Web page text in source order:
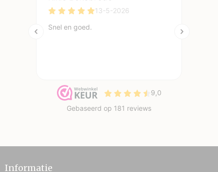
Informatie